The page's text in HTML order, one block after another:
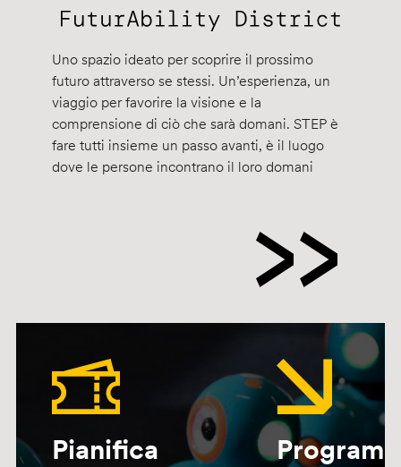
Uno spazio ideato per scoprire il prossimo
futuro attraverso se stessi. Un’esperienza, un
viaggio per favorire la visione e la
comprensione di ciò che sarà domani. STEP è
fare tutti insieme un passo avanti, è il luogo
dove le persone incontrano il loro domani
Pianifica